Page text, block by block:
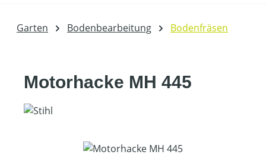
Garten Bodenbearbeitung Bodenfräsen
Motorhacke MH 445
Bildergalerie überspringen